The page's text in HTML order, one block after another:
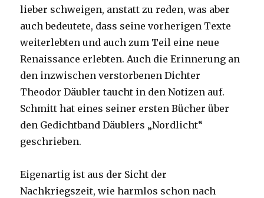
lieber schweigen, anstatt zu reden, was aber
auch bedeutete, dass seine vorherigen Texte
weiterlebten und auch zum Teil eine neue
Renaissance erlebten. Auch die Erinnerung an
den inzwischen verstorbenen Dichter
Theodor Däubler taucht in den Notizen auf.
Schmitt hat eines seiner ersten Bücher über
den Gedichtband Däublers „Nordlicht“
geschrieben.
Eigenartig ist aus der Sicht der
Nachkriegszeit, wie harmlos schon nach